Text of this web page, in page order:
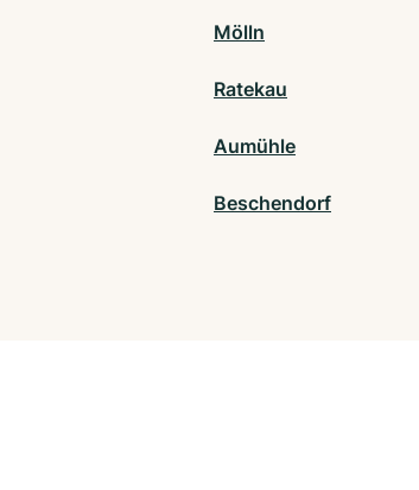
Mölln
Ratekau
Aumühle
Beschendorf